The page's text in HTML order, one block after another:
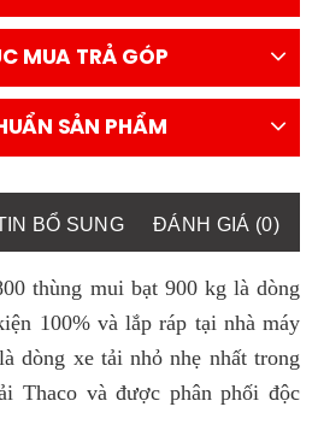
MUA TRẢ GÓP
SẢN PHẨM
BỔ SUNG ĐÁNH GIÁ (0)
thùng mui bạt 900 kg là dòng
100% và lắp ráp tại nhà máy
dòng xe tải nhỏ nhẹ nhất trong
Thaco và được phân phối độc